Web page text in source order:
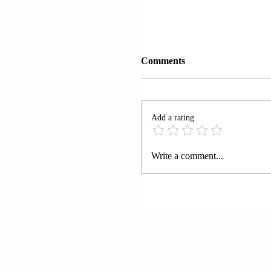
RRUGA “EVLIA
Comments
Add a rating
Write a comment...